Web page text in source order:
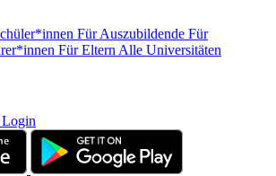
Für Auszubildende Für
Für Eltern Alle Universitäten
Login